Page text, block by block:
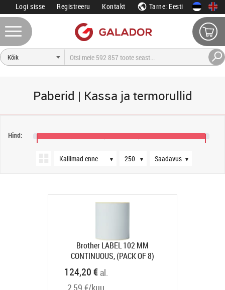
Logi sisse Registreeru Kontakt Tarne: Eesti
Paberid | Kassa ja termorullid
Hind:
▼
Järjestus
▼
Tooteid lehel
▼
Saadavus
Brother LABEL 102 MM
CONTINUOUS, (PACK OF 8)
Tootekood: BDE1J000102102
Tarneaeg 7-9 tp
124,20 €al.